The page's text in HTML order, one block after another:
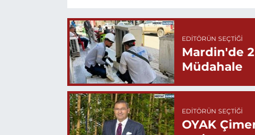
EDITÖRÜN SEÇTIĞI
Mardin'de
Müdahale
EDITÖRÜN SEÇTIĞI
OYAK